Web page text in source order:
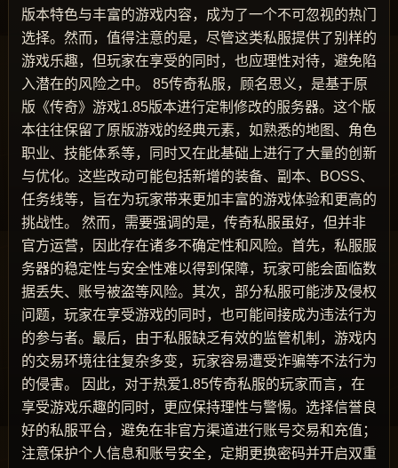
版本特色与丰富的游戏内容，成为了一个不可忽视的热门
选择。然而，值得注意的是，尽管这类私服提供了别样的
游戏乐趣，但玩家在享受的同时，也应理性对待，避免陷
入潜在的风险之中。 85传奇私服，顾名思义，是基于原
版《传奇》游戏1.85版本进行定制修改的服务器。这个版
本往往保留了原版游戏的经典元素，如熟悉的地图、角色
职业、技能体系等，同时又在此基础上进行了大量的创新
与优化。这些改动可能包括新增的装备、副本、BOSS、
任务线等，旨在为玩家带来更加丰富的游戏体验和更高的
挑战性。 然而，需要强调的是，传奇私服虽好，但并非
官方运营，因此存在诸多不确定性和风险。首先，私服服
务器的稳定性与安全性难以得到保障，玩家可能会面临数
据丢失、账号被盗等风险。其次，部分私服可能涉及侵权
问题，玩家在享受游戏的同时，也可能间接成为违法行为
的参与者。最后，由于私服缺乏有效的监管机制，游戏内
的交易环境往往复杂多变，玩家容易遭受诈骗等不法行为
的侵害。 因此，对于热爱1.85传奇私服的玩家而言，在
享受游戏乐趣的同时，更应保持理性与警惕。选择信誉良
好的私服平台，避免在非官方渠道进行账号交易和充值；
注意保护个人信息和账号安全，定期更换密码并开启双重